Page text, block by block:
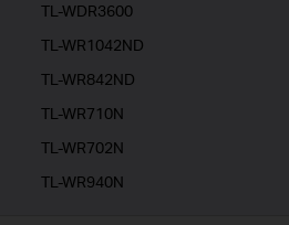
TL-WDR3600
TL-WR1042ND
TL-WR842ND
TL-WR710N
TL-WR702N
TL-WR940N